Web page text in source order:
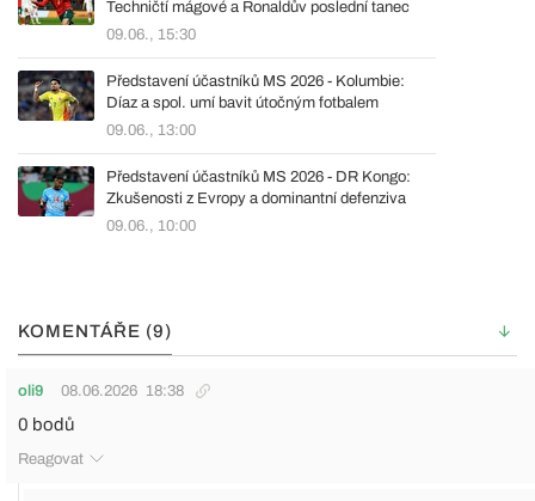
Techničtí mágové a Ronaldův poslední tanec
09.06., 15:30
Představení účastníků MS 2026 - Kolumbie:
Díaz a spol. umí bavit útočným fotbalem
09.06., 13:00
Představení účastníků MS 2026 - DR Kongo:
Zkušenosti z Evropy a dominantní defenziva
09.06., 10:00
KOMENTÁŘE (9)
oli9 08.06.2026 18:38
0 bodů
Reagovat